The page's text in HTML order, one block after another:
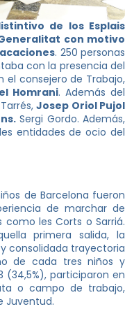
de los Esplais
con motivo
. 250 personas
con la presencia del
el consejero de Trabajo,
Homrani. Además del
Josep Oriol Pujol
Sergi Gordo. Además,
entidades de ocio del
de Barcelona fueron
de marchar de
como les Corts o Sarriá.
primera salida, la
consolidada trayectoria
de cada tres niños y
(34,5%), participaron en
o campo de trabajo,
Juventud.